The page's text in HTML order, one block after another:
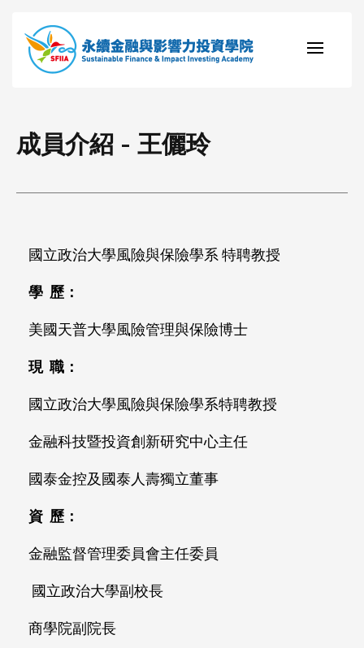
成員介紹 - 王儷玲
國立政治大學風險與保險學系 特聘教授
學 歷：
美國天普大學風險管理與保險博士
現 職：
國立政治大學風險與保險學系特聘教授
金融科技暨投資創新研究中心主任
國泰金控及國泰人壽獨立董事
資 歷：
金融監督管理委員會主任委員
國立政治大學副校長
商學院副院長